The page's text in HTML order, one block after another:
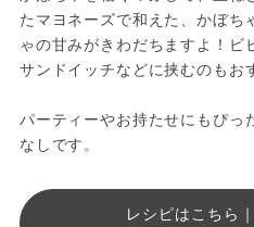
たマヨネーズで和えた、かぼち
ゃの甘みがきわだちますよ！ビ
サンドイッチなどに挟むのもお
パーティーやお持たせにもぴっ
なしです。
レシピはこちら